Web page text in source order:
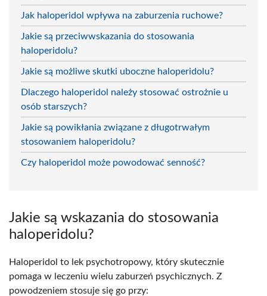
Jak haloperidol wpływa na zaburzenia ruchowe?
Jakie są przeciwwskazania do stosowania
haloperidolu?
Jakie są możliwe skutki uboczne haloperidolu?
Dlaczego haloperidol należy stosować ostrożnie u
osób starszych?
Jakie są powikłania związane z długotrwałym
stosowaniem haloperidolu?
Czy haloperidol może powodować senność?
Jakie są wskazania do stosowania
haloperidolu?
Haloperidol to lek psychotropowy, który skutecznie
pomaga w leczeniu wielu zaburzeń psychicznych. Z
powodzeniem stosuje się go przy: